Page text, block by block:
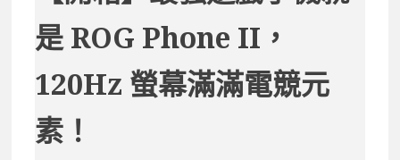
是 ROG Phone II，
120Hz 螢幕滿滿電競元
素！